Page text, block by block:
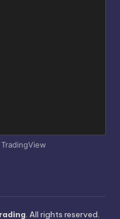
. All rights reserved.